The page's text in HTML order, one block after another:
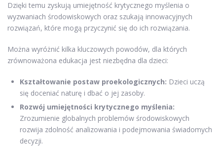
Dzięki temu zyskują umiejętność krytycznego myślenia o
wyzwaniach środowiskowych oraz szukają innowacyjnych
rozwiązań, które mogą przyczynić się do ich rozwiązania.
Można wyróżnić kilka kluczowych powodów, dla których
zrównoważona edukacja jest niezbędna dla dzieci:
Kształtowanie postaw proekologicznych: Dzieci uczą
się doceniać naturę i dbać o jej zasoby.
Rozwój umiejętności krytycznego myślenia:
Zrozumienie globalnych problemów środowiskowych
rozwija zdolność analizowania i podejmowania świadomych
decyzji.